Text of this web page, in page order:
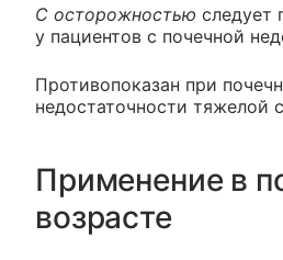
С осторожностью следует
у пациентов с почечной
Противопоказан при
недостаточности тяжелой
Применение в
возрасте